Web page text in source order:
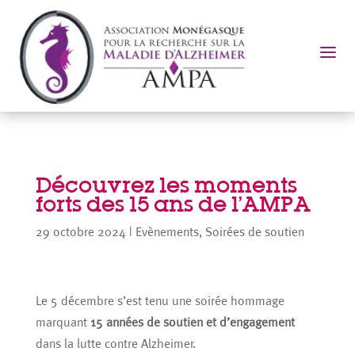
a
Découvrez les moments
forts des 15 ans de l’AMPA
29 octobre 2024 | Evènements, Soirées de soutien
Le 5 décembre s’est tenu une soirée hommage
marquant 15 années de soutien et d’engagement
dans la lutte contre Alzheimer.